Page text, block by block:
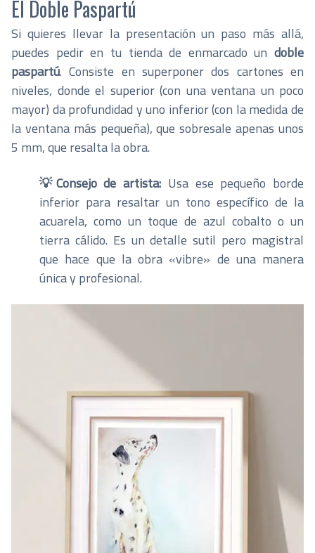
El Doble Paspartú
Si quieres llevar la presentación un paso más allá,
puedes pedir en tu tienda de enmarcado un doble
paspartú. Consiste en superponer dos cartones en
niveles, donde el superior (con una ventana un poco
mayor) da profundidad y uno inferior (con la medida de
la ventana más pequeña), que sobresale apenas unos
5 mm, que resalta la obra.
💡Consejo de artista: Usa ese pequeño borde
inferior para resaltar un tono específico de la
acuarela, como un toque de azul cobalto o un
tierra cálido. Es un detalle sutil pero magistral
que hace que la obra «vibre» de una manera
única y profesional.